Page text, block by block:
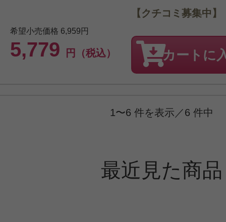
希望小売価格 6,959円
5,779 円（税込）
【クチコミ募集中】
カートに
1〜6 件を表示／6 件中
最近見た商品